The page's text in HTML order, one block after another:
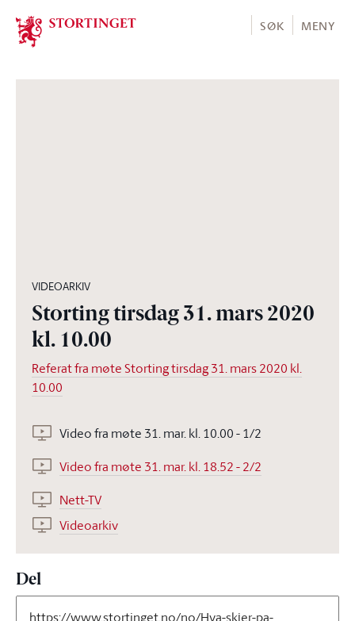
Stortinget.no
SØK MENY
VIDEOARKIV
Storting tirsdag 31. mars 2020
kl. 10.00
Referat fra møte Storting tirsdag 31. mars 2020 kl.
10.00
Video fra møte 31. mar. kl. 10.00 - 1/2
Video fra møte 31. mar. kl. 18.52 - 2/2
Nett-TV
Videoarkiv
Del